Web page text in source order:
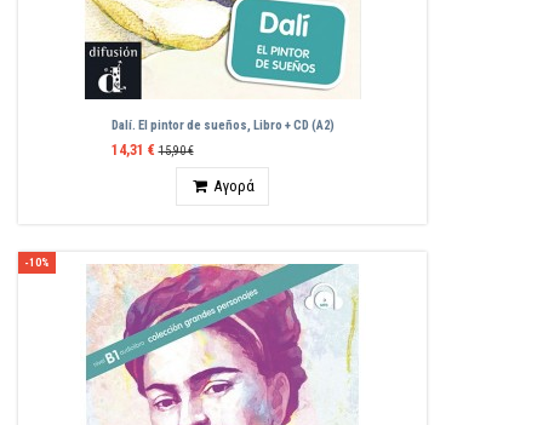
Dalí. El pintor de sueños, Libro + CD (A2)
14,31 € 15,90 €
Αγορά
-10%